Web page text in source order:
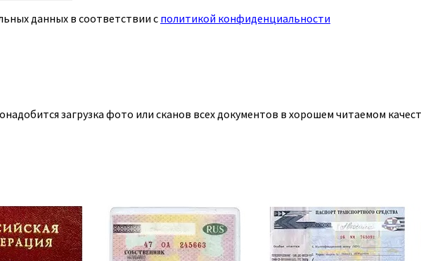
данных в соответствии с политикой конфиденциальности
загрузка фото или сканов всех документов в хорошем читаемом